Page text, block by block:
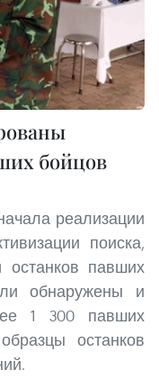
бойцов
реализации
поиска,
останков павших
обнаружены и
1 300 павших
останков